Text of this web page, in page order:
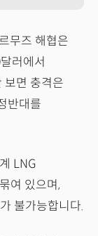
무즈 해협은
러에서
보면 충격은
반대를
LNG
여 있으며,
불가능합니다.